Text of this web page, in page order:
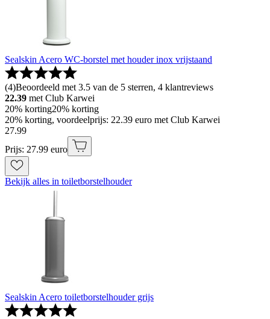
Sealskin Acero WC-borstel met houder inox vrijstaand
(4)Beoordeeld met 3.5 van de 5 sterren, 4 klantreviews
22.39 met Club Karwei
20% korting20% korting
20% korting, voordeelprijs: 22.39 euro met Club Karwei
27.99
Prijs: 27.99 euro
Bekijk alles in toiletborstelhouder
Sealskin Acero toiletborstelhouder grijs